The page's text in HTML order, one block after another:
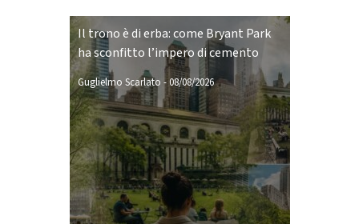
Il trono è di erba: come Bryant Park
ha sconfitto l’impero di cemento
Guglielmo Scarlato -08/08/2026